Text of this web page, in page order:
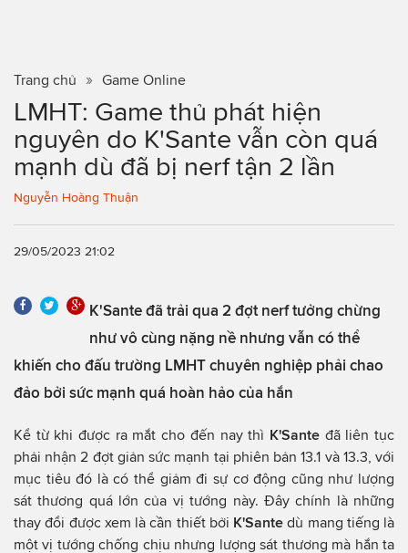
Trang chủ Game Online
LMHT: Game thủ phát hiện
nguyên do K'Sante vẫn còn quá
mạnh dù đã bị nerf tận 2 lần
Nguyễn Hoàng Thuận
29/05/2023 21:02
K'Sante đã trải qua 2 đợt nerf tưởng chừng
như vô cùng nặng nề nhưng vẫn có thể
khiến cho đấu trường LMHT chuyên nghiệp phải chao
đảo bởi sức mạnh quá hoàn hảo của hắn
Kể từ khi được ra mắt cho đến nay thì K'Sante đã liên tục
phải nhận 2 đợt giản sức mạnh tại phiên bản 13.1 và 13.3, với
mục tiêu đó là có thể giảm đi sự cơ động cũng như lượng
sát thương quá lớn của vị tướng này. Đây chính là những
thay đổi được xem là cần thiết bởi K'Santedù mang tiếng là
một vị tướng chống chịu nhưng lượng sát thương mà hắn ta